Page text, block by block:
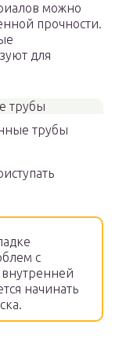
можно
прочности.
для
трубы
с
начинать